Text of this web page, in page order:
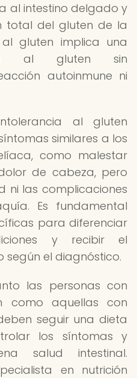
al intestino delgado y
total del gluten de la
gluten implica una
al gluten sin
autoinmune ni
al gluten
similares a los
como malestar
de cabeza, pero
ni las complicaciones
Es fundamental
para diferenciar
y recibir el
el diagnóstico.
las personas con
como aquellas con
seguir una dieta
los síntomas y
salud intestinal.
en nutrición